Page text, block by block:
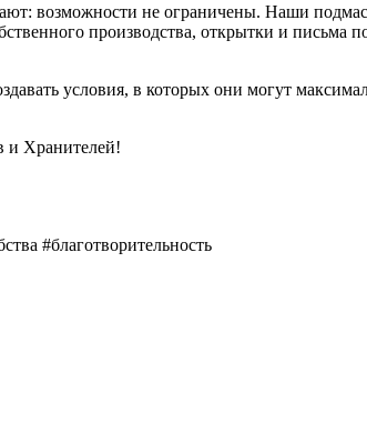
возможности не ограничены. Наши
производства, открытки и письма
условия, в которых они могут
и Хранителей!
#благотворительность